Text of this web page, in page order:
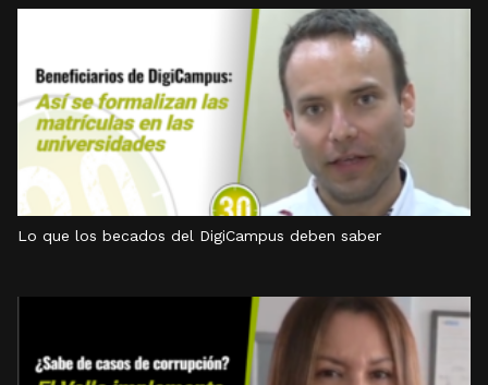
Lo que los becados del DigiCampus deben saber